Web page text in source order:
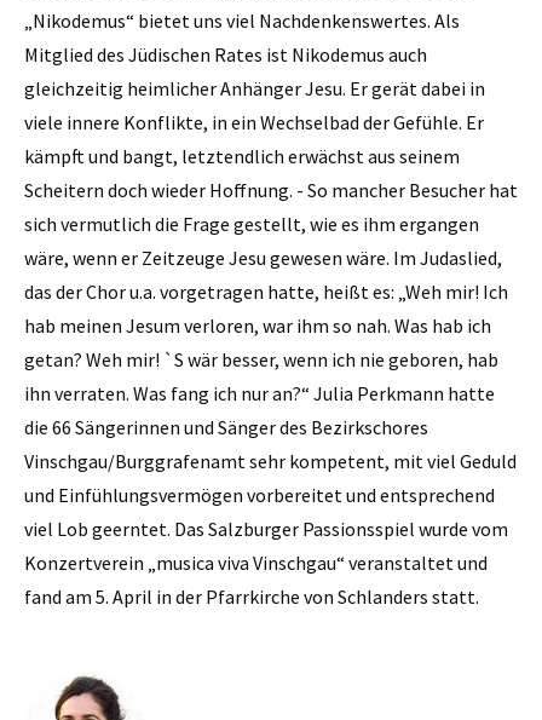
„Nikodemus“ bietet uns viel Nachdenkenswertes. Als
Mitglied des Jüdischen Rates ist Nikodemus auch
gleichzeitig heimlicher Anhänger Jesu. Er gerät dabei in
viele innere Konflikte, in ein Wechselbad der Gefühle. Er
kämpft und bangt, letztendlich erwächst aus seinem
Scheitern doch wieder Hoffnung. - So mancher Besucher hat
sich vermutlich die Frage gestellt, wie es ihm ergangen
wäre, wenn er Zeitzeuge Jesu gewesen wäre. Im Judaslied,
das der Chor u.a. vorgetragen hatte, heißt es: „Weh mir! Ich
hab meinen Jesum verloren, war ihm so nah. Was hab ich
getan? Weh mir! `S wär besser, wenn ich nie geboren, hab
ihn verraten. Was fang ich nur an?“ Julia Perkmann hatte
die 66 Sängerinnen und Sänger des Bezirkschores
Vinschgau/Burggrafenamt sehr kompetent, mit viel Geduld
und Einfühlungsvermögen vorbereitet und entsprechend
viel Lob geerntet. Das Salzburger Passionsspiel wurde vom
Konzertverein „­musica viva Vinschgau“ veranstaltet und
fand am 5. April in der Pfarrkirche von Schlanders statt.